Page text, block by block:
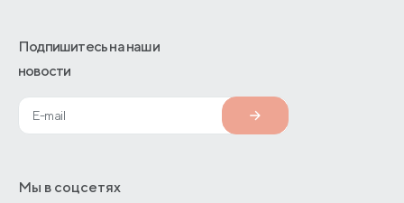
Подпишитесь на наши
новости
Мы в соцсетях